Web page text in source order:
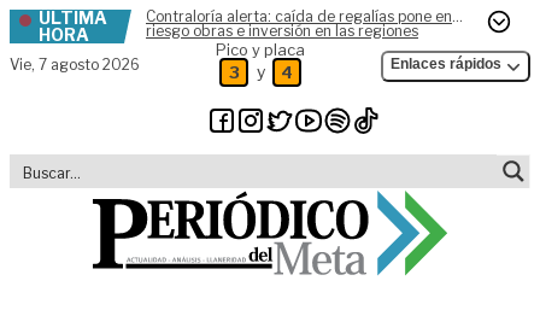
Skip to content
ÚLTIMA
HORA
Contraloría alerta: caída de regalías pone en
riesgo obras e inversión en las regiones
Vie, 7 agosto 2026
Pico y placa
3 y 4 Enlaces rápidos